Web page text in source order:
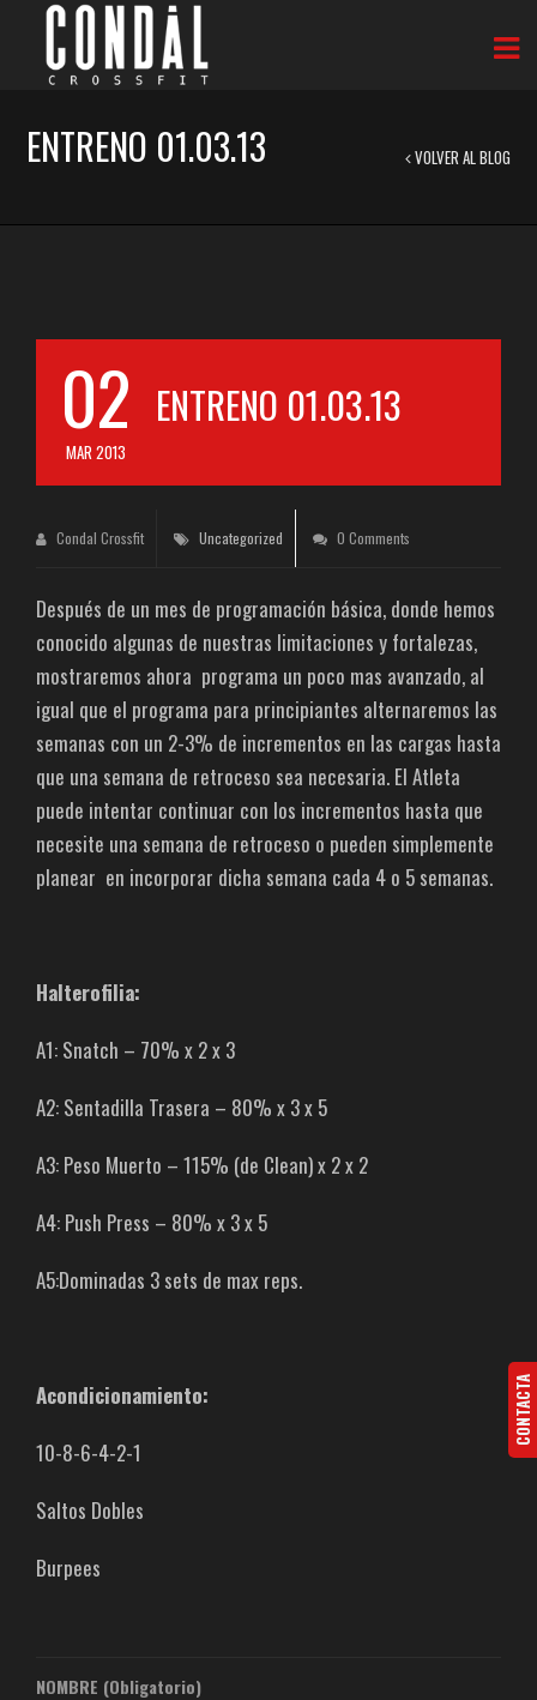
ENTRENO 01.03.13 VOLVER AL BLOG
02
MAR 2013
ENTRENO 01.03.13
Condal Crossfit Uncategorized 0 Comments
Después de un mes de programación básica, donde hemos
conocido algunas de nuestras limitaciones y fortalezas,
mostraremos ahora programa un poco mas avanzado, al
igual que el programa para principiantes alternaremos las
semanas con un 2-3% de incrementos en las cargas hasta
que una semana de retroceso sea necesaria. El Atleta
puede intentar continuar con los incrementos hasta que
necesite una semana de retroceso o pueden simplemente
planear en incorporar dicha semana cada 4 o 5 semanas.
Halterofilia:
A1: Snatch – 70% x 2 x 3
A2: Sentadilla Trasera – 80% x 3 x 5
A3: Peso Muerto – 115% (de Clean) x 2 x 2
A4: Push Press – 80% x 3 x 5
A5:Dominadas 3 sets de max reps.
Acondicionamiento:
10-8-6-4-2-1
Saltos Dobles
Burpees
NOMBRE (Obligatorio)
CONTACTA